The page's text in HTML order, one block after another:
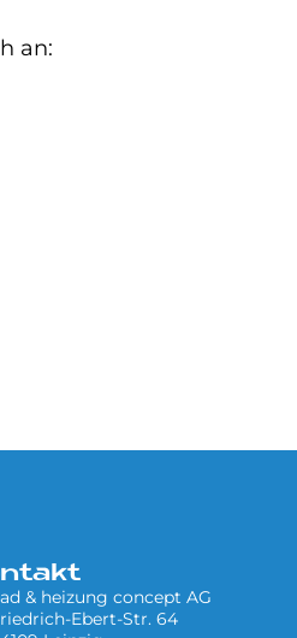
an:
& heizung concept AG
Ebert-Str. 64